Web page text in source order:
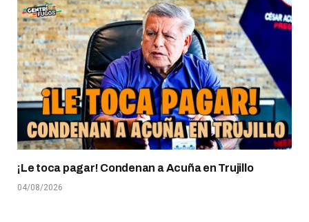
¡Le toca pagar! Condenan a Acuña en Trujillo
04/08/2026